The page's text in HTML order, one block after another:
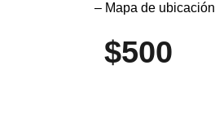
– Mapa de ubicación
$500